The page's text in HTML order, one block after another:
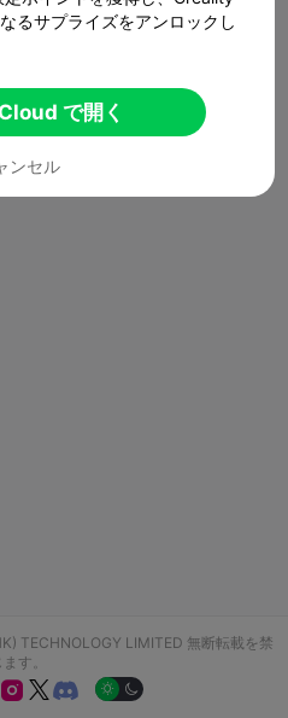
TECHNOLOGY LIMITED 無断転載を禁
ます。
  
るサプライズをアンロックし
で開く
ンセル